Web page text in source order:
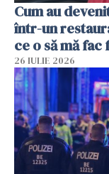
Cum au
într-un
ce o să mă fac
26 IULIE 2026